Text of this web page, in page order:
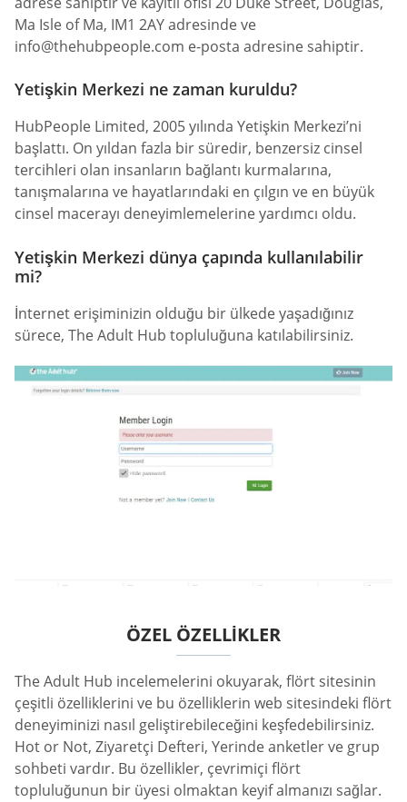
Ma Isle of Ma, IM1 2AY adresinde ve
info@thehubpeople.com e-posta adresine sahiptir.
Yetişkin Merkezi ne zaman kuruldu?
HubPeople Limited, 2005 yılında Yetişkin Merkezi’ni
başlattı. On yıldan fazla bir süredir, benzersiz cinsel
tercihleri olan insanların bağlantı kurmalarına,
tanışmalarına ve hayatlarındaki en çılgın ve en büyük
cinsel macerayı deneyimlemelerine yardımcı oldu.
Yetişkin Merkezi dünya çapında kullanılabilir
mi?
İnternet erişiminizin olduğu bir ülkede yaşadığınız
sürece, The Adult Hub topluluğuna katılabilirsiniz.
ÖZEL ÖZELLIKLER
The Adult Hub incelemelerini okuyarak, flört sitesinin
çeşitli özelliklerini ve bu özelliklerin web sitesindeki flört
deneyiminizi nasıl geliştirebileceğini keşfedebilirsiniz.
Hot or Not, Ziyaretçi Defteri, Yerinde anketler ve grup
sohbeti vardır. Bu özellikler, çevrimiçi flört
topluluğunun bir üyesi olmaktan keyif almanızı sağlar.